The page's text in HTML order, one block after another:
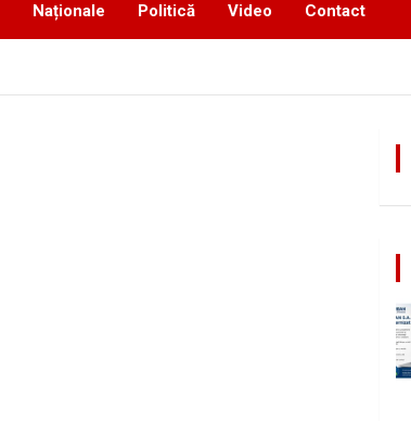
Naționale Politică Video Contact